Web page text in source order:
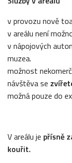
v provozu nově
v areálu není
v nápojových
muzea.
možnost
návštěva se
možná pouze do
V areálu je přísně
kouřit.